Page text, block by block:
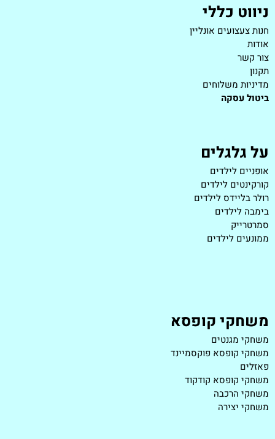
ניווט כללי
חנות צעצועים אונליין
אודות
צור קשר
תקנון
מדיניות משלוחים
ביטול עסקה
על גלגלים
אופניים לילדים
קורקינטים לילדים
רולר בליידס לילדים
בימבה לילדים
סמרטרייק
ממונעים לילדים
משחקי קופסא
משחקי מגנטים
משחקי קופסא פוקסמיינד
פאזלים
משחקי קופסא קודקוד
משחקי הרכבה
משחקי יצירה